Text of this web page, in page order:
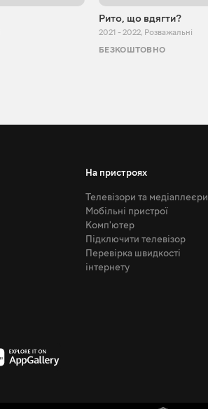
Рито, що вдягти?
2021 - 2022, Розважальні
БЕЗКОШТОВНО
На пристроях
Телевізори та медіаплеєри
Мобільні пристрої
Комп'ютер
Підключити телевізор
Перевірка швидкості
інтернету